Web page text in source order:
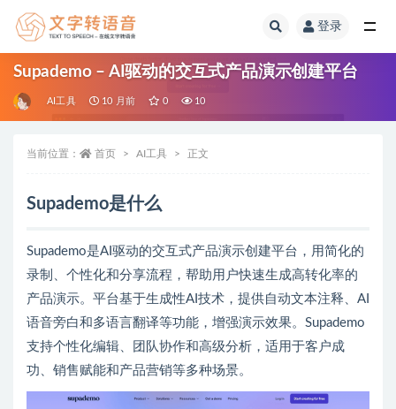
登录
Supademo – AI驱动的交互式产品演示创建平台
AI工具 10 月前 0 10
当前位置： 首页 AI工具 正文
Supademo是什么
Supademo是AI驱动的交互式产品演示创建平台，用简化的
录制、个性化和分享流程，帮助用户快速生成高转化率的
产品演示。平台基于生成性AI技术，提供自动文本注释、AI
语音旁白和多语言翻译等功能，增强演示效果。Supademo
支持个性化编辑、团队协作和高级分析，适用于客户成
功、销售赋能和产品营销等多种场景。